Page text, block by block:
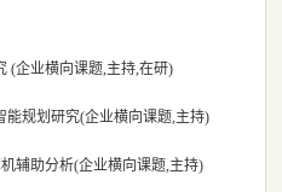
(企业横向课题,主持,在研)
能规划研究(企业横向课题,主持)
辅助分析(企业横向课题,主持)